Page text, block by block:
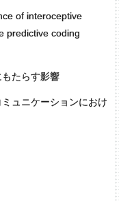
of interoceptive
predictive coding
たらす影響
ュニケーションにおけ